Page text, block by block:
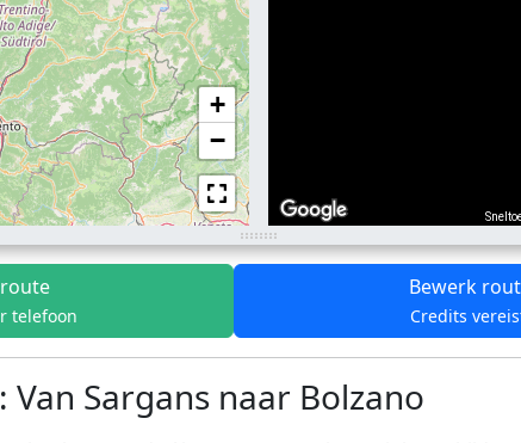
+
−
telefoon
Bewerk
Credits
Sargans naar Bolzano